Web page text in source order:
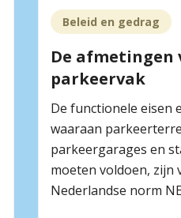
Beleid en gedrag
De afmetingen
parkeervak
De functionele eisen
waaraan
parkeergarages en
moeten voldoen, zijn
Nederlandse norm